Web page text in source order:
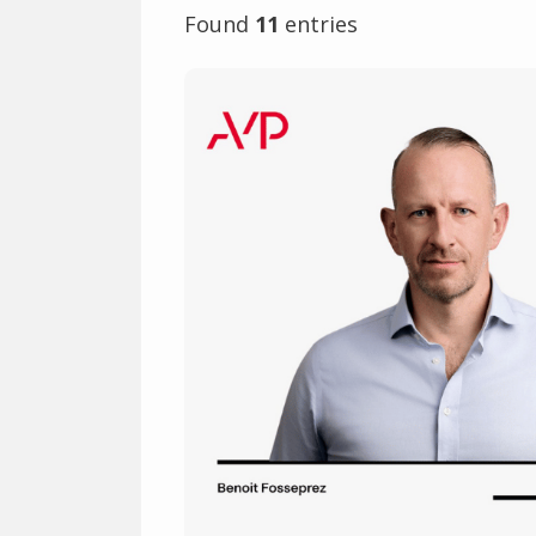
Found 11 entries